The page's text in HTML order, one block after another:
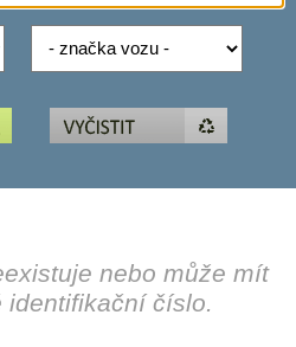
nebo může mít
identifikační číslo.